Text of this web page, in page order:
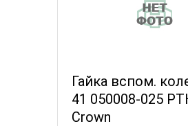
Гайка вспом.
41 050008-025
Crown